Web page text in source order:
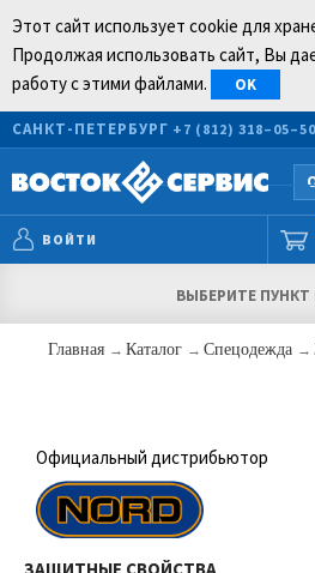
Этот сайт использует cookie для
Продолжая использовать сайт, Вы
работу с этими файлами.
OK
САНКТ-ПЕТЕРБУРГ +7 (812) 318–05–50
ВОЙТИ
ВЫБЕРИТЕ
Главная → Каталог → Спецодежда →
Официальный дистрибьютор